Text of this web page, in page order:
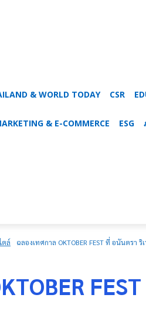
& WORLD TODAY CSR
& E-COMMERCE ESG
ตล์ ฉลองเทศกาล OKTOBER FEST ที่ อนันตรา